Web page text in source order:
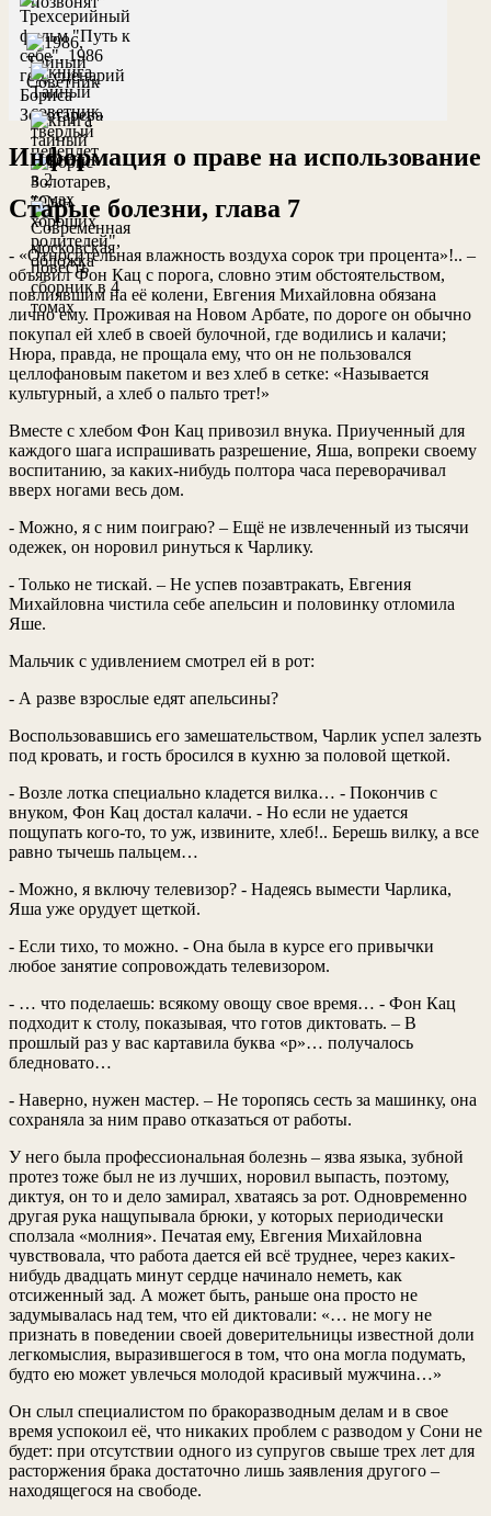
Информация о праве на использование
Старые болезни, глава 7
- «Относительная влажность воздуха сорок три процента»!.. –
объявил Фон Кац с порога, словно этим обстоятельством,
повлиявшим на её колени, Евгения Михайловна обязана
лично ему. Проживая на Новом Арбате, по дороге он обычно
покупал ей хлеб в своей булочной, где водились и калачи;
Нюра, правда, не прощала ему, что он не пользовался
целлофановым пакетом и вез хлеб в сетке: «Называется
культурный, а хлеб о пальто трет!»
Вместе с хлебом Фон Кац привозил внука. Приученный для
каждого шага испрашивать разрешение, Яша, вопреки своему
воспитанию, за каких-нибудь полтора часа переворачивал
вверх ногами весь дом.
- Можно, я с ним поиграю? – Ещё не извлеченный из тысячи
одежек, он норовил ринуться к Чарлику.
- Только не тискай. – Не успев позавтракать, Евгения
Михайловна чистила себе апельсин и половинку отломила
Яше.
Мальчик с удивлением смотрел ей в рот:
- А разве взрослые едят апельсины?
Воспользовавшись его замешательством, Чарлик успел залезть
под кровать, и гость бросился в кухню за половой щеткой.
- Возле лотка специально кладется вилка… - Покончив с
внуком, Фон Кац достал калачи. - Но если не удается
пощупать кого-то, то уж, извините, хлеб!.. Берешь вилку, а все
равно тычешь пальцем…
- Можно, я включу телевизор? - Надеясь вымести Чарлика,
Яша уже орудует щеткой.
- Если тихо, то можно. - Она была в курсе его привычки
любое занятие сопровождать телевизором.
- … что поделаешь: всякому овощу свое время… - Фон Кац
подходит к столу, показывая, что готов диктовать. – В
прошлый раз у вас картавила буква «р»… получалось
бледновато…
- Наверно, нужен мастер. – Не торопясь сесть за машинку, она
сохраняла за ним право отказаться от работы.
У него была профессиональная болезнь – язва языка, зубной
протез тоже был не из лучших, норовил выпасть, поэтому,
диктуя, он то и дело замирал, хватаясь за рот. Одновременно
другая рука нащупывала брюки, у которых периодически
сползала «молния». Печатая ему, Евгения Михайловна
чувствовала, что работа дается ей всё труднее, через каких-
нибудь двадцать минут сердце начинало неметь, как
отсиженный зад. А может быть, раньше она просто не
задумывалась над тем, что ей диктовали: «… не могу не
признать в поведении своей доверительницы известной доли
легкомыслия, выразившегося в том, что она могла подумать,
будто ею может увлечься молодой красивый мужчина…»
Он слыл специалистом по бракоразводным делам и в свое
время успокоил её, что никаких проблем с разводом у Сони не
будет: при отсутствии одного из супругов свыше трех лет для
расторжения брака достаточно лишь заявления другого –
находящегося на свободе.